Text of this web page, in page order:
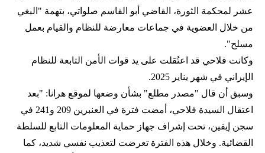
عشر لمحكمة الثورة، القاضي أبو القاسم صلواتي، بتهمة "البغي
من خلال العضوية في جماعات معارضة للنظام والقيام بعمل
مسلح".
وكانت فلاحي قد اعتُقلت على يد قوات الأمن التابعة للنظام
الإيراني في شهر يناير 2025.
وسبق أن قال "مصدر مطلع" بشأن وضعها لموقع هرانا: "بعد
اعتقال السيدة فلاحي، أمضت فترة في العنبرين 209 و241 في
سجن إيفين، تحت إشراف جهاز حماية المعلومات التابع للسلطة
القضائية. وخلال هذه الفترة تعرضت لتعذيب نفسي شديد، كما